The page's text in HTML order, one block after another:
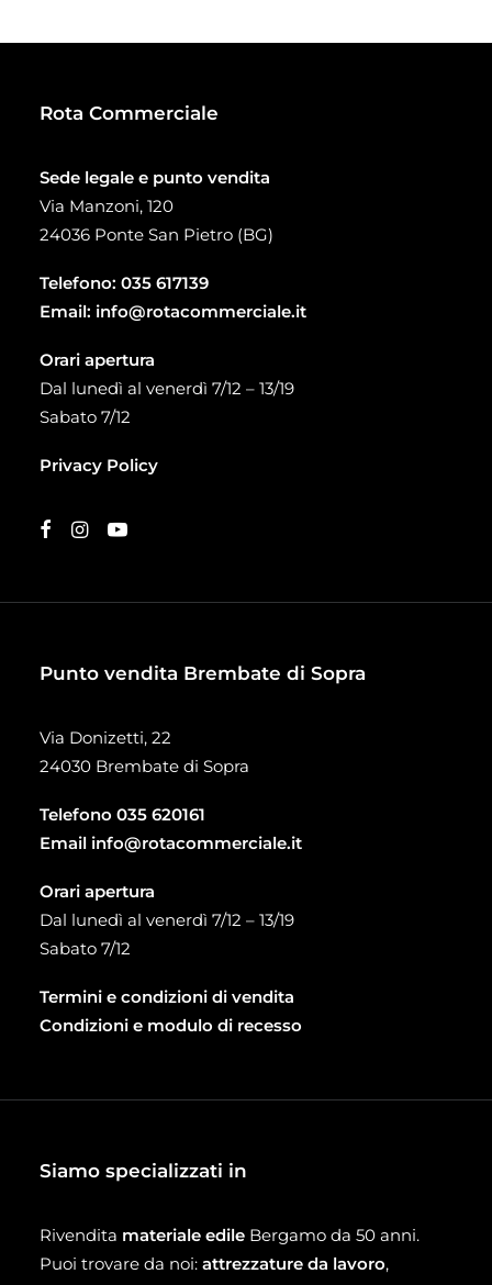
Rota Commerciale
Sede legale e punto vendita
Via Manzoni, 120
24036 Ponte San Pietro (BG)
Telefono: 035 617139
Email: info@rotacommerciale.it
Orari apertura
Dal lunedì al venerdì 7/12 – 13/19
Sabato 7/12
Privacy Policy
Punto vendita Brembate di Sopra
Via Donizetti, 22
24030 Brembate di Sopra
Telefono 035 620161
Email info@rotacommerciale.it
Orari apertura
Dal lunedì al venerdì 7/12 – 13/19
Sabato 7/12
Termini e condizioni di vendita
Condizioni e modulo di recesso
Siamo specializzati in
Rivendita materiale edile Bergamo da 50 anni.
Puoi trovare da noi: attrezzature da lavoro,